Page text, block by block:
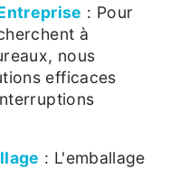
: Pour
à
nous
efficaces
: L'emballage